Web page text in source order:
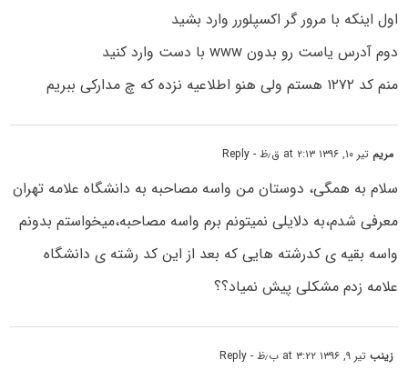
اول اینکه با مرور گر اکسپلورر وارد بشید
دوم آدرس یاست رو بدون www با دست وارد کنید
منم کد ۱۲۷۲ هستم ولی هنو اطلاعیه نزده که چ مدارکی ببریم
مریم تیر ۱۰, ۱۳۹۶ at ۲:۱۳ ق٫ظ - Reply
سلام به همگی، دوستان من واسه مصاحبه به دانشگاه علامه تهران
معرفی شدم،به دلایلی نمیتونم برم واسه مصاحبه،میخواستم بدونم
واسه بقیه ی کدرشته هایی که بعد از این کد رشته ی دانشگاه
علامه زدم مشکلی پیش نمیاد؟؟
زینبتیر ۹, ۱۳۹۶ at ۳:۲۲ ب٫ظ - Reply